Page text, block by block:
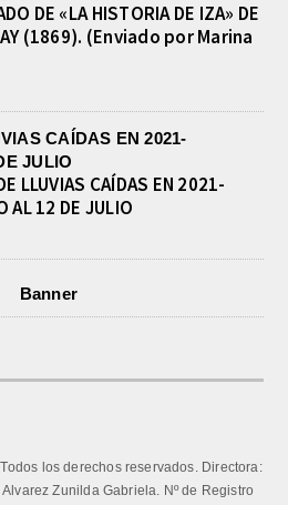
DE «LA HISTORIA DE IZA» DE
(1869). (Enviado por Marina
LLUVIAS CAÍDAS EN 2021-
AL 12 DE JULIO
. Todos los derechos reservados. Directora:
Zunilda Gabriela. Nº de Registro